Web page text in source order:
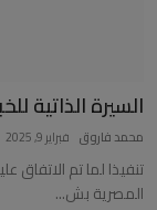
السيرة الذاتية
محمد فاروق فبراير 9, 2025
تنفيذا لما تم الاتفاق
المصرية بش...